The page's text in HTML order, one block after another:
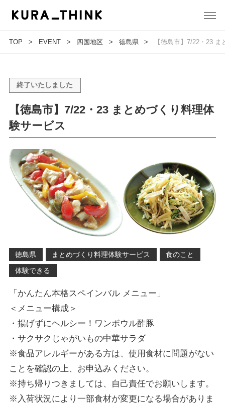
TOP EVENT 四国地区 徳島県 【徳島市】7/22・23
終了いたしました
【徳島市】7/22・23 まとめづくり料理体
験サービス
徳島県 まとめづくり料理体験サービス
食のこと
体験できる
「かんたん本格スペインバル メニュー」
＜メニュー構成＞
・揚げずにヘルシー！ワンボウル酢豚
・サクサクじゃがいもの中華サラダ
※食品アレルギーがある方は、使用食材に問題がない
ことを確認の上、お申込みください。
※持ち帰りつきましては、自己責任でお願いします。
※入荷状況により一部食材が変更になる場合がありま